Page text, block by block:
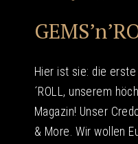
Hier ist sie: die erste
´ROLL, unserem
Magazin! Unser
& More. Wir wollen